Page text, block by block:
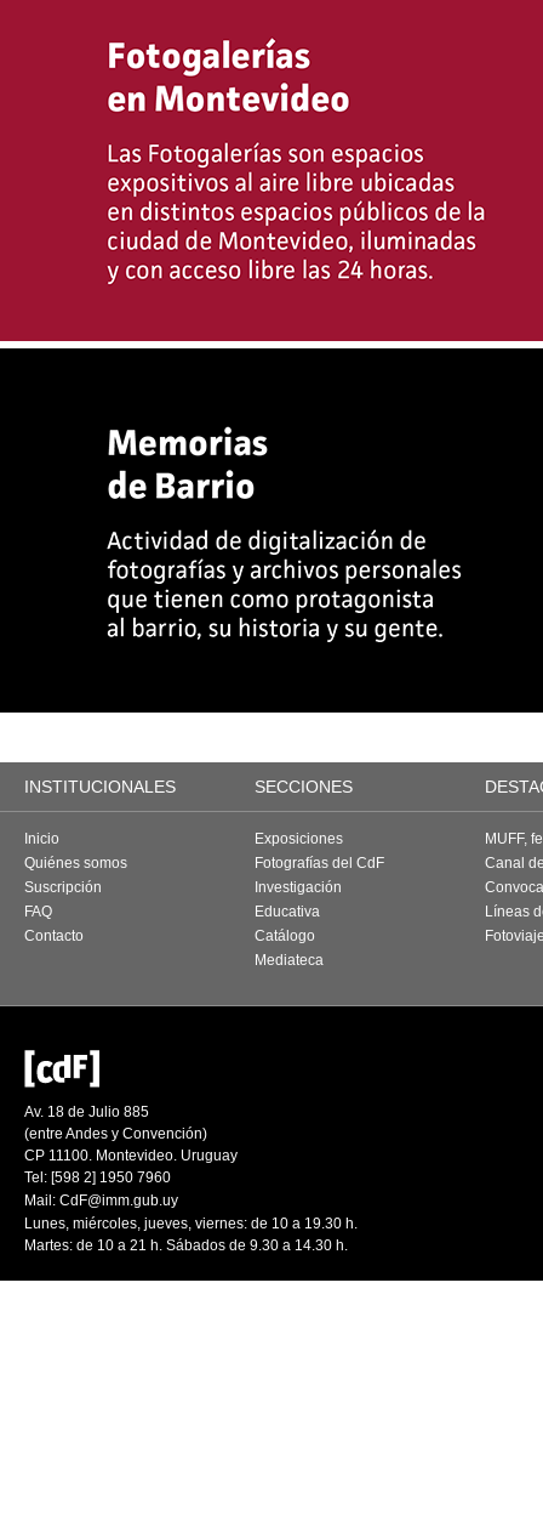
INSTITUCIONALES SECCIONES
Inicio
Quiénes somos
Suscripción
FAQ
Contacto
Exposiciones
Fotografías del CdF
Investigación
Educativa
Catálogo
Mediateca
MUFF,
Canal
Líneas
Av. 18 de Julio 885
(entre Andes y Convención)
CP 11100. Montevideo. Uruguay
Tel: [598 2] 1950 7960
Mail: CdF@imm.gub.uy
Lunes, miércoles, jueves, viernes: de 10 a 19.30 h.
Martes: de 10 a 21 h. Sábados de 9.30 a 14.30 h.